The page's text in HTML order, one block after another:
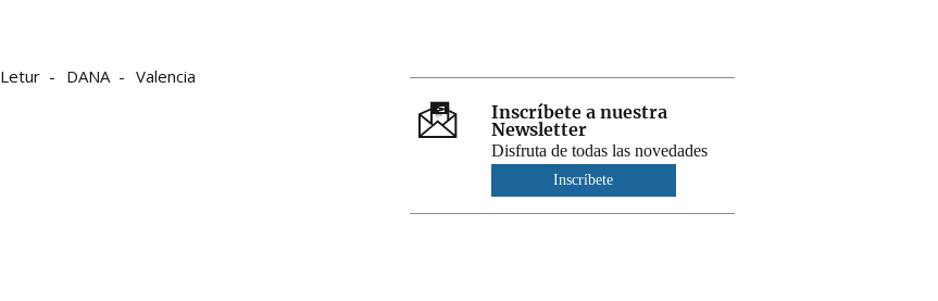
Letur DANA Valencia
Inscríbete a nuestra
Newsletter
Disfruta de todas las novedades
Inscríbete